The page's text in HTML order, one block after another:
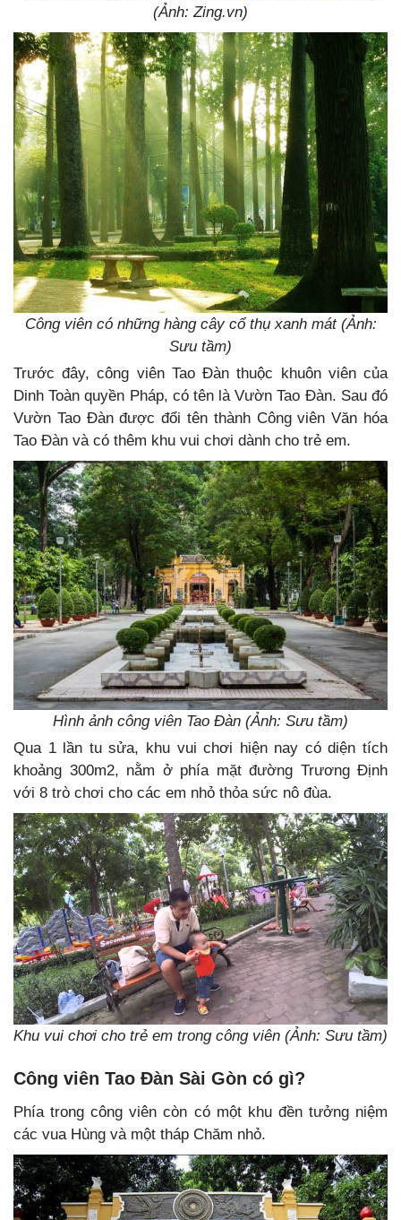
(Ảnh: Zing.vn)
Công viên có những hàng cây cổ thụ xanh mát (Ảnh:
Sưu tầm)
Trước đây, công viên Tao Đàn thuộc khuôn viên của
Dinh Toàn quyền Pháp, có tên là Vườn Tao Đàn. Sau đó
Vườn Tao Đàn được đổi tên thành Công viên Văn hóa
Tao Đàn và có thêm khu vui chơi dành cho trẻ em.
Hình ảnh công viên Tao Đàn (Ảnh: Sưu tầm)
Qua 1 lần tu sửa, khu vui chơi hiện nay có diện tích
khoảng 300m2, nằm ở phía mặt đường Trương Định
với 8 trò chơi cho các em nhỏ thỏa sức nô đùa.
Khu vui chơi cho trẻ em trong công viên (Ảnh: Sưu tầm)
Công viên Tao Đàn Sài Gòn có gì?
Phía trong công viên còn có một khu đền tưởng niệm
các vua Hùng và một tháp Chăm nhỏ.